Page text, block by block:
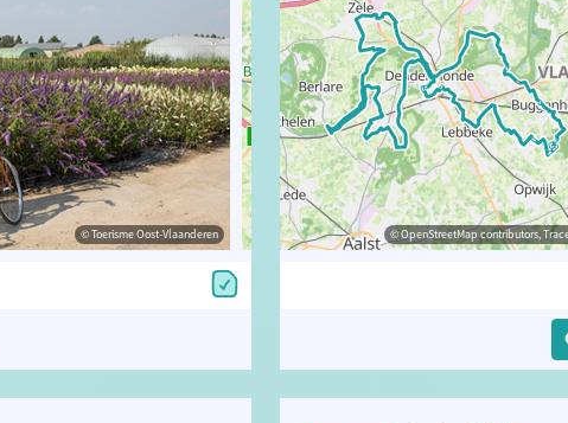
© Toerisme Oost-Vlaanderen © OpenStreetMap contributors, Tracestrack
© vlaanderen-fietsland.be © OpenStreetMap contributors,